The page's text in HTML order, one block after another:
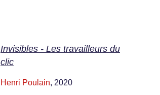
Invisibles - Les travailleurs du
clic
Henri Poulain, 2020